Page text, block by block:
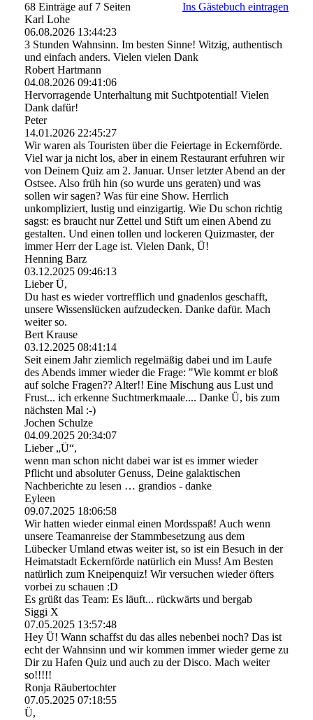
68 Einträge auf 7 Seiten
Ins Gästebuch eintragen
Karl Lohe
06.08.2026 13:44:23
3 Stunden Wahnsinn. Im besten Sinne! Witzig, authentisch
und einfach anders. Vielen vielen Dank
Robert Hartmann
04.08.2026 09:41:06
Hervorragende Unterhaltung mit Suchtpotential! Vielen
Dank dafür!
Peter
14.01.2026 22:45:27
Wir waren als Touristen über die Feiertage in Eckernförde.
Viel war ja nicht los, aber in einem Restaurant erfuhren wir
von Deinem Quiz am 2. Januar. Unser letzter Abend an der
Ostsee. Also früh hin (so wurde uns geraten) und was
sollen wir sagen? Was für eine Show. Herrlich
unkompliziert, lustig und einzigartig. Wie Du schon richtig
sagst: es braucht nur Zettel und Stift um einen Abend zu
gestalten. Und einen tollen und lockeren Quizmaster, der
immer Herr der Lage ist. Vielen Dank, Ü!
Henning Barz
03.12.2025 09:46:13
Lieber Ü,
Du hast es wieder vortrefflich und gnadenlos geschafft,
unsere Wissenslücken aufzudecken. Danke dafür. Mach
weiter so.
Bert Krause
03.12.2025 08:41:14
Seit einem Jahr ziemlich regelmäßig dabei und im Laufe
des Abends immer wieder die Frage: "Wie kommt er bloß
auf solche Fragen?? Alter!! Eine Mischung aus Lust und
Frust... ich erkenne Suchtmerkmaale.... Danke Ü, bis zum
nächsten Mal :-)
Jochen Schulze
04.09.2025 20:34:07
Lieber „Ü“,
wenn man schon nicht dabei war ist es immer wieder
Pflicht und absoluter Genuss, Deine galaktischen
Nachberichte zu lesen … grandios - danke
Eyleen
09.07.2025 18:06:58
Wir hatten wieder einmal einen Mordsspaß! Auch wenn
unsere Teamanreise der Stammbesetzung aus dem
Lübecker Umland etwas weiter ist, so ist ein Besuch in der
Heimatstadt Eckernförde natürlich ein Muss! Am Besten
natürlich zum Kneipenquiz! Wir versuchen wieder öfters
vorbei zu schauen :D
Es grüßt das Team: Es läuft... rückwärts und bergab
Siggi X
07.05.2025 13:57:48
Hey Ü! Wann schaffst du das alles nebenbei noch? Das ist
echt der Wahnsinn und wir kommen immer wieder gerne zu
Dir zu Hafen Quiz und auch zu der Disco. Mach weiter
so!!!!!
Ronja Räubertochter
07.05.2025 07:18:55
Ü,